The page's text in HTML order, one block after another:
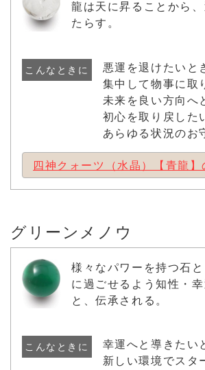
龍は天に昇ることから
たらす。
こんなときに
悪運を退けたいと
集中して物事に取
未来を良い方向へ
初心を取り戻した
あらゆる状況のお
四神クォーツ（水晶）【青龍
グリーンメノウ
様々なパワーを持つ石
に過ごせるよう知性・
と、伝承される。
こんなときに
幸運へと導きたい
新しい環境でスタ